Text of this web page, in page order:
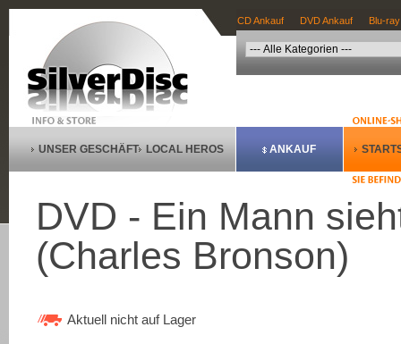
CD Ankauf DVD Ankauf Blu-
UNSER GESCHÄFT LOCAL HEROS ANKAUF
DVD - Ein Mann
(Charles Bronson)
Aktuell nicht auf Lager